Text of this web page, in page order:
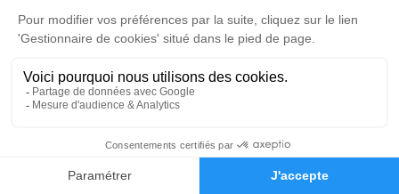
Faire-part Hommages
samedi 31 août 2024 à 10h00
Église Saint Privat de Carmaux
81400 Carmaux
Je rends hommage